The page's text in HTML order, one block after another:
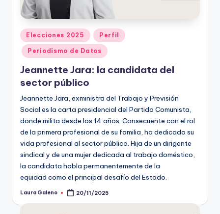
t
o
s
y
F
a
c
t
-
C
h
e
c
Publicado
en
Elecciones 2025 Perfil
Periodismo de Datos
Jeannette Jara: la candidata del
sector público
Jeannette Jara, exministra del Trabajo y Previsión
Social es la carta presidencial del Partido Comunista,
donde milita desde los 14 años. Consecuente con el rol
de la primera profesional de su familia, ha dedicado su
vida profesional al sector público. Hija de un dirigente
sindical y de una mujer dedicada al trabajo doméstico,
la candidata habla permanentemente de la
equidad como el principal desafío del Estado.
Publicado
Laura Galeno 20/11/2025